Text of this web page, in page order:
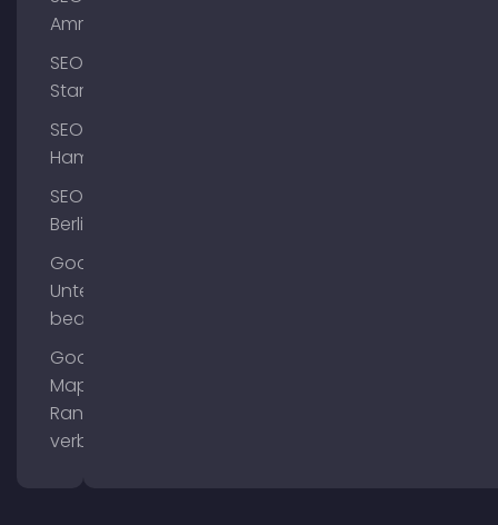
Ammersee
SEO
Starnberg
SEO
Hamburg
SEO
Berlin
Google
Unternehmensprofil
bearbeiten
Google
Maps
Ranking
verbessern